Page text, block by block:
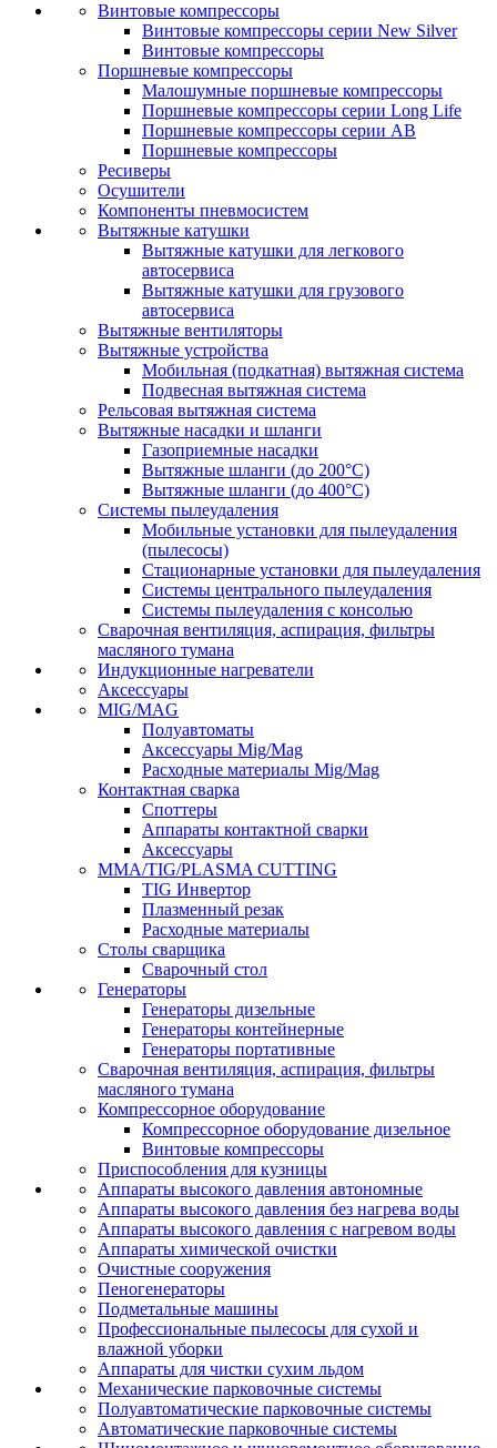
Винтовые компрессоры
Винтовые компрессоры серии New Silver
Винтовые компрессоры
Поршневые компрессоры
Малошумные поршневые компрессоры
Поршневые компрессоры серии Long Life
Поршневые компрессоры серии AB
Поршневые компрессоры
Ресиверы
Осушители
Компоненты пневмосистем
Вытяжные катушки
Вытяжные катушки для легкового
автосервиса
Вытяжные катушки для грузового
автосервиса
Вытяжные вентиляторы
Вытяжные устройства
Мобильная (подкатная) вытяжная система
Подвесная вытяжная система
Рельсовая вытяжная система
Вытяжные насадки и шланги
Газоприемные насадки
Вытяжные шланги (до 200°C)
Вытяжные шланги (до 400°C)
Системы пылеудаления
Мобильные установки для пылеудаления
(пылесосы)
Стационарные установки для пылеудаления
Системы центрального пылеудаления
Системы пылеудаления с консолью
Сварочная вентиляция, аспирация, фильтры
масляного тумана
Индукционные нагреватели
Аксессуары
MIG/MAG
Полуавтоматы
Аксессуары Mig/Mag
Расходные материалы Mig/Mag
Контактная сварка
Споттеры
Аппараты контактной сварки
Аксессуары
MMA/TIG/PLASMA CUTTING
TIG Инвертор
Плазменный резак
Расходные материалы
Столы сварщика
Сварочный стол
Генераторы
Генераторы дизельные
Генераторы контейнерные
Генераторы портативные
Сварочная вентиляция, аспирация, фильтры
масляного тумана
Компрессорное оборудование
Компрессорное оборудование дизельное
Винтовые компрессоры
Приспособления для кузницы
Аппараты высокого давления автономные
Аппараты высокого давления без нагрева воды
Аппараты высокого давления с нагревом воды
Аппараты химической очистки
Очистные сооружения
Пеногенераторы
Подметальные машины
Профессиональные пылесосы для сухой и
влажной уборки
Аппараты для чистки сухим льдом
Механические парковочные системы
Полуавтоматические парковочные системы
Автоматические парковочные системы